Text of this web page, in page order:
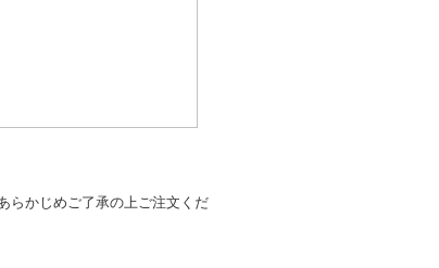
らかじめご了承の上ご注文くだ